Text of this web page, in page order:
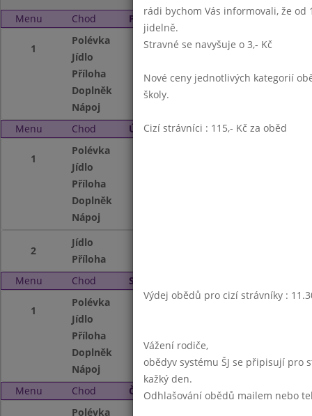
Menu Chod Pondělí 3. 1. 2011
1
Polévka
Hrstková
Jídlo
Příloha
bramborová
Doplněk
Nápoj
Menu
Chod Úterý 4. 1. 2011
1
Polévka
Jídlo
Příloha
Doplněk
Nápoj
2
Jídlo
Příloha
Menu
Chod Středa 5. 1. 2011
1
Polévka
Česneková
Jídlo
Příloha
Doplněk
Nápoj
čaj s
Menu
Chod Čtvrtek 6. 1. 2011
Polévka
rádi bychom Vás informovali, že od
jidelně.
Stravné se navyšuje o 3,- Kč
Nové ceny jednotlivých kategorií
školy.
Cizí strávníci : 115,- Kč za oběd
Výdej obědů pro cizí strávníky :
Vážení rodiče,
obědyv systému ŠJ se připisují pro
kažký den.
Odhlašování obědů mailem nebo